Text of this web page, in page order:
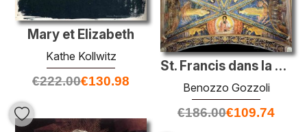
Mary et Elizabeth
Kathe Kollwitz
€222.00€130.98
St. Francis dans la gloire et les saints
Benozzo Gozzoli
€186.00€109.74